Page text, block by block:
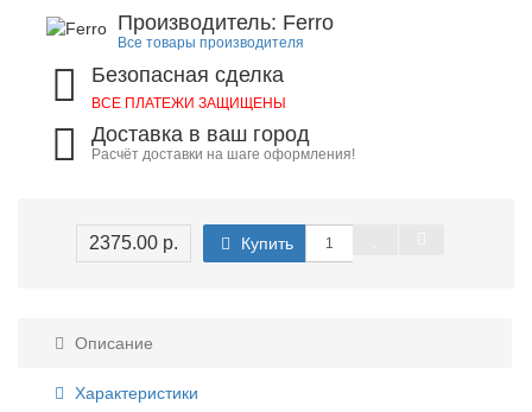
Производитель: Ferro
Все товары производителя
Безопасная сделка
ВСЕ ПЛАТЕЖИ ЗАЩИЩЕНЫ
Доставка в ваш город
Расчёт доставки на шаге оформления!
2375.00 р. Купить
Описание
Характеристики